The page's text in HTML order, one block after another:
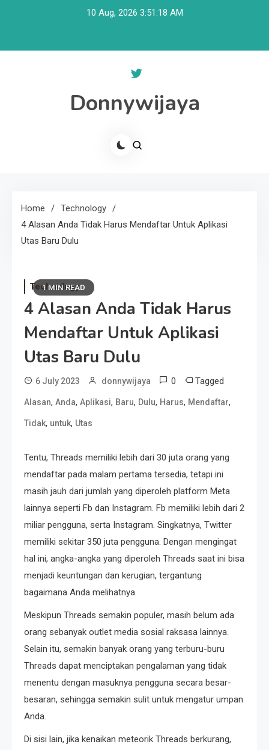
10 Aug, 2026 3:51:18 AM
Donnywijaya
Home
Technology
4 Alasan Anda Tidak Harus Mendaftar Untuk Aplikasi
Utas Baru Dulu
1 MIN READ
Technology
4 Alasan Anda Tidak Harus
Mendaftar Untuk Aplikasi
Utas Baru Dulu
6 July 2023 donnywijaya 0 Tagged
Alasan, Anda, Aplikasi, Baru, Dulu, Harus, Mendaftar,
Tidak, untuk, Utas
Tentu, Threads memiliki lebih dari 30 juta orang yang
mendaftar pada malam pertama tersedia, tetapi ini
masih jauh dari jumlah yang diperoleh platform Meta
lainnya seperti Fb dan Instagram. Fb memiliki lebih dari 2
miliar pengguna, serta Instagram. Singkatnya, Twitter
memiliki sekitar 350 juta pengguna. Dengan mengingat
hal ini, angka-angka yang diperoleh Threads saat ini bisa
menjadi keuntungan dan kerugian, tergantung
bagaimana Anda melihatnya.
Meskipun Threads semakin populer, masih belum ada
orang sebanyak outlet media sosial raksasa lainnya.
Selain itu, semakin banyak orang yang terburu-buru
Threads dapat menciptakan pengalaman yang tidak
menentu dengan masuknya pengguna secara besar-
besaran, sehingga semakin sulit untuk mengatur umpan
Anda.
Di sisi lain, jika kenaikan meteorik Threads berkurang,